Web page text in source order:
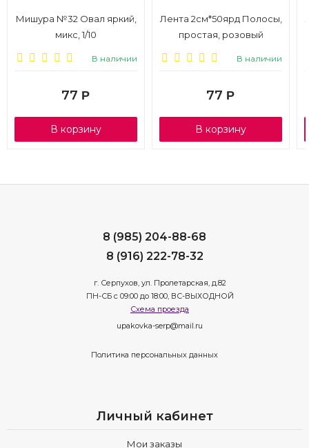
Мишура №32 Овал яркий,
микс, 1/10
В наличии
77 Р
В корзину
Лента 2см*50ярд Полосы,
простая, розовый
В наличии
77 Р
В корзину
8 (985) 204-88-68
8 (916) 222-78-32
г. Серпухов, ул. Пролетарская, д.82
ПН-СБ с 09:00 до 18:00, ВС-ВЫХОДНОЙ
Схема проезда
upakovka-serp@mail.ru
Политика персональных данных
Личный кабинет
Мои заказы